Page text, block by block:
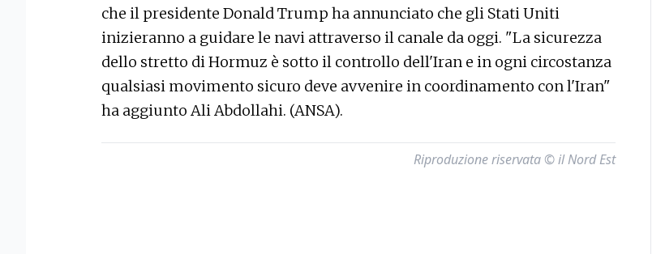
che il presidente Donald Trump ha annunciato che gli Stati Uniti
inizieranno a guidare le navi attraverso il canale da oggi. "La sicurezza
dello stretto di Hormuz è sotto il controllo dell'Iran e in ogni circostanza
qualsiasi movimento sicuro deve avvenire in coordinamento con l'Iran"
ha aggiunto Ali Abdollahi. (ANSA).
Riproduzione riservata © il Nord Est